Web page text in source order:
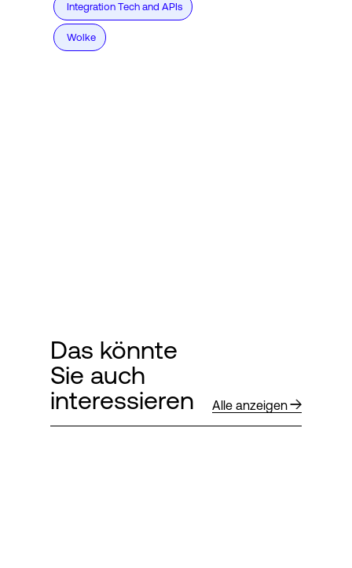
Integration Tech and APIs
Wolke
Das könnte
Sie auch
interessieren
Alle anzeigen